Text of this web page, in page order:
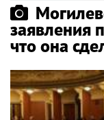
заявления
что она